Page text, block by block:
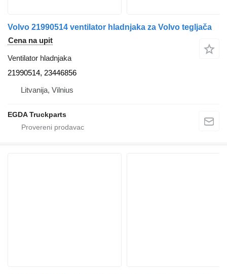
Volvo 21990514 ventilator hladnjaka za Volvo tegljača
Cena na upit
Ventilator hladnjaka
21990514, 23446856
Litvanija, Vilnius
EGDA Truckparts